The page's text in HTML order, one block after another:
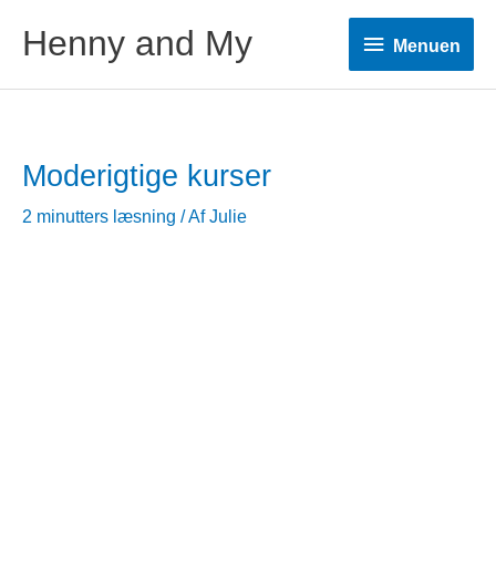
Henny and My Menuen
Menuen
Moderigtige kurser
2 minutters læsning / AfJulie